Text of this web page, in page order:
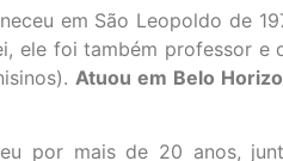
em São Leopoldo de
ele foi também professor
Atuou em Belo
por mais de 20 anos,